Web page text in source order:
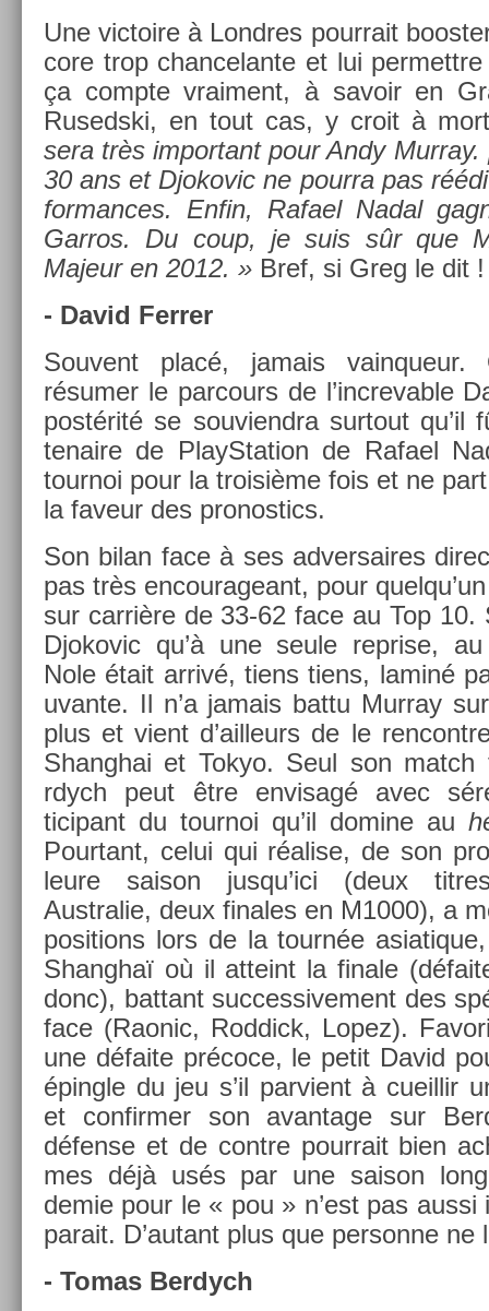
Une vic­toire à Londres pour­rait
core trop chan­celan­te et lui
ça com­pte vrai­ment, à savoir en
Rusedski, en tout cas, y croit à
sera très im­por­tant pour Andy
30 ans et Djokovic ne pour­ra pas
for­mances. Enfin, Rafael Nadal
Garros. Du coup, je suis sûr que
Majeur en 2012. » Bref, si Greg le dit !
- David Ferr­er
Souvent placé, jamais
résumer le par­cours de l’increv­able
postérité se souviendra sur­tout
tenaire de PlayS­ta­tion de Rafael
tour­noi pour la troisiè­me fois et ne
la faveur des pro­nos­tics.
Son bilan face à ses ad­versaires
pas très en­courageant, pour
sur carrière de 33-62 face au Top 10.
Djokovic qu’à une seule re­pr­ise,
Nole était arrivé, tiens tiens, laminé
uvan­te. Il n’a jamais battu Mur­ray
plus et vient d’ail­leurs de le
Shanghai et Tokyo. Seul son
rdych peut être en­visagé avec
ticipant du tour­noi qu’il domine au
Pour­tant, celui qui réalise, de son
leure saison jusqu’ici (deux
Australie, deux fin­ales en M1000), a
posi­tions lors de la tournée
Shanghaï où il at­teint la fin­ale
donc), bat­tant suc­ces­sive­ment des
face (Raonic, Rod­dick, Lopez).
une défaite précoce, le petit David
épingle du jeu s’il par­vient à cueil­lir
et con­firm­er son avan­tage sur
défense et de con­tre pour­rait bien
mes déjà usés par une saison
demie pour le « pou » n’est pas aussi
para­it. D’autant plus que per­son­ne ne
- Tomas Be­rdych